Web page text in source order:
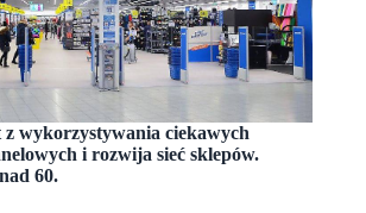
z wykorzystywania ciekawych
i rozwija sieć sklepów.
60.